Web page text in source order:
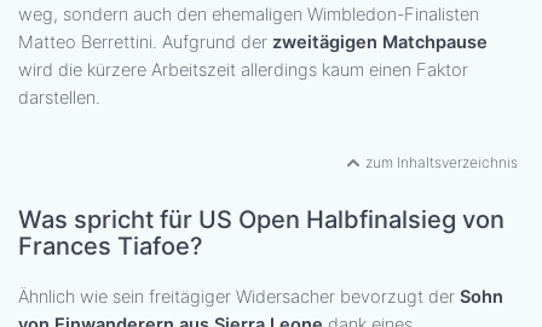
weg, sondern auch den ehemaligen Wimbledon-Finalisten
Matteo Berrettini. Aufgrund der zweitägigen Matchpause
wird die kürzere Arbeitszeit allerdings kaum einen Faktor
darstellen.
zum Inhaltsverzeichnis
Was spricht für US Open Halbfinalsieg von
Frances Tiafoe?
Ähnlich wie sein freitägiger Widersacher bevorzugt der Sohn